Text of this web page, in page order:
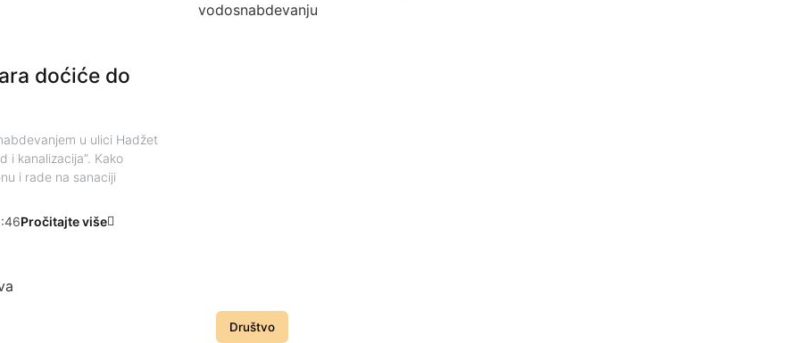
doćiće do
u ulici Hadžet
i kanalizacija”. Kako
i rade na sanaciji
Pročitajte više
Društvo